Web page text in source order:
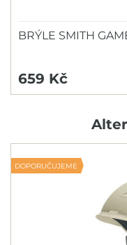
BRÝLE SMITH
659 Kč
DOPORUČUJEME